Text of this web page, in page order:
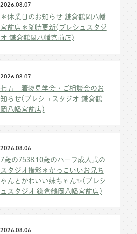
2026.08.07
＊休業日のお知らせ 鎌倉鶴岡八幡
宮前店＊随時更新(プレシュスタジ
オ 鎌倉鶴岡八幡宮前店)
2026.08.07
七五三着物見学会・ご相談会のお
知らせ(プレシュスタジオ 鎌倉鶴
岡八幡宮前店)
2026.08.06
7歳の753&10歳のハーフ成人式の
スタジオ撮影＊かっこいいお兄ち
ゃんとかわいい妹ちゃん✨(プレシ
ュスタジオ 鎌倉鶴岡八幡宮前店)
2026.08.06